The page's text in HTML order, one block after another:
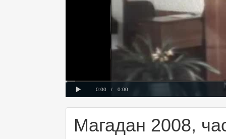
Current
0:00 / Duration
0:00
Loaded:
Progress:
0%
00:00
Магадан 2008,